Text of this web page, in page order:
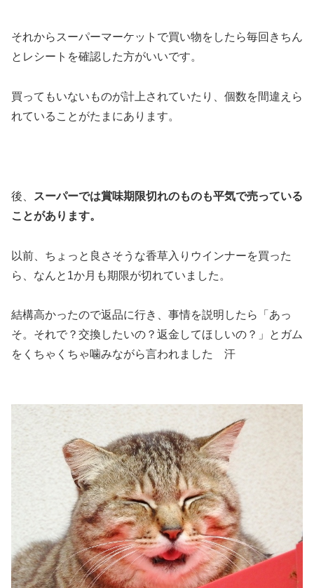
それからスーパーマーケットで買い物をしたら毎回きちん
とレシートを確認した方がいいです。
買ってもいないものが計上されていたり、個数を間違えら
れていることがたまにあります。
後、
スーパーでは賞味期限切れのものも平気で売っている
ことがあります。
以前、ちょっと良さそうな香草入りウインナーを買った
ら、なんと1か月も期限が切れていました。
結構高かったので返品に行き、事情を説明したら「あっ
そ。それで？交換したいの？返金してほしいの？」とガム
をくちゃくちゃ噛みながら言われました 汗